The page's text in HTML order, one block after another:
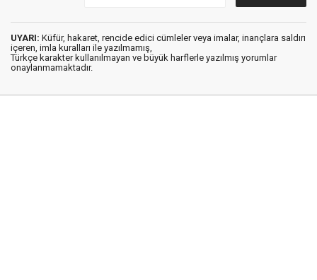
UYARI: Küfür, hakaret, rencide edici cümleler veya imalar, inançlara saldırı
içeren, imla kuralları ile yazılmamış,
Türkçe karakter kullanılmayan ve büyük harflerle yazılmış yorumlar
onaylanmamaktadır.